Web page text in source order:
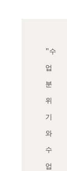
"수
업
분
위
기
와
수
업